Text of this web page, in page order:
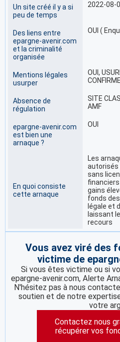
Un site créé il y a si
peu de temps
2022-08-
Des liens entre
epargne-avenir.com
et la criminalité
organisée
OUI (
Mentions légales
usurper
OUI,
Absence de
régulation
SITE
AMF
epargne-avenir.com
est bien une
arnaque ?
OUI
En quoi consiste
cette arnaque
Les
autorisés
sans
gains
fonds
légale et
laissant
recours
Vous avez viré des
victime de
Si vous êtes victime ou si
epargne-avenir.com, Alerte
N'hésitez pas à nous
soutien et de notre
votre
Contactez nous
récupérer vos